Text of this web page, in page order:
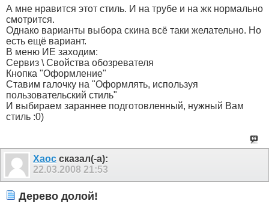
А мне нравится этот стиль. И на трубе и на жк нормально
смотрится.
Однако варианты выбора скина всё таки желательно. Но
есть ещё вариант.
В меню ИЕ заходим:
Сервиз \ Свойства обозревателя
Кнопка "Оформление"
Ставим галочку на "Оформлять, используя
пользовательский стиль"
И выбираем зараннее подготовленный, нужный Вам
стиль :0)
Xaoc сказал(-а):
22.03.2008 21:53
Дерево долой!